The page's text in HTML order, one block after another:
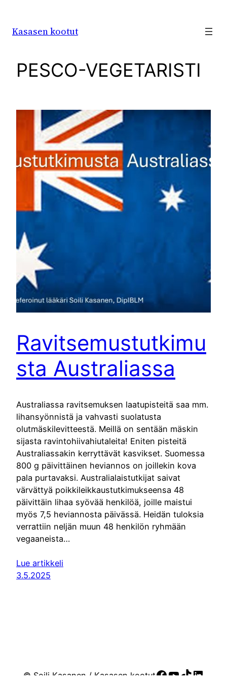
Kasasen kootut
PESCO-VEGETARISTI
Ravitsemustutkimu
sta Australiassa
Australiassa ravitsemuksen laatupisteitä saa mm.
lihansyönnistä ja vahvasti suolatusta
olutmäskilevitteestä. Meillä on sentään mäskin
sijasta ravintohiivahiutaleita! Eniten pisteitä
Australiassakin kerryttävät kasvikset. Suomessa
800 g päivittäinen heviannos on joillekin kova
pala purtavaksi. Australialaistutkijat saivat
värvättyä poikkileikkaustutkimukseensa 48
päivittäin lihaa syövää henkilöä, joille maistui
myös 7,5 heviannosta päivässä. Heidän tuloksia
verrattiin neljän muun 48 henkilön ryhmään
vegaaneista…
Lue artikkeli
3.5.2025
© Soili Kasanen / Kasasen kootutFacebook
YouTube
TikTok